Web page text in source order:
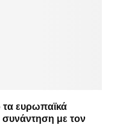
τα ευρωπαϊκά
συνάντηση με τον